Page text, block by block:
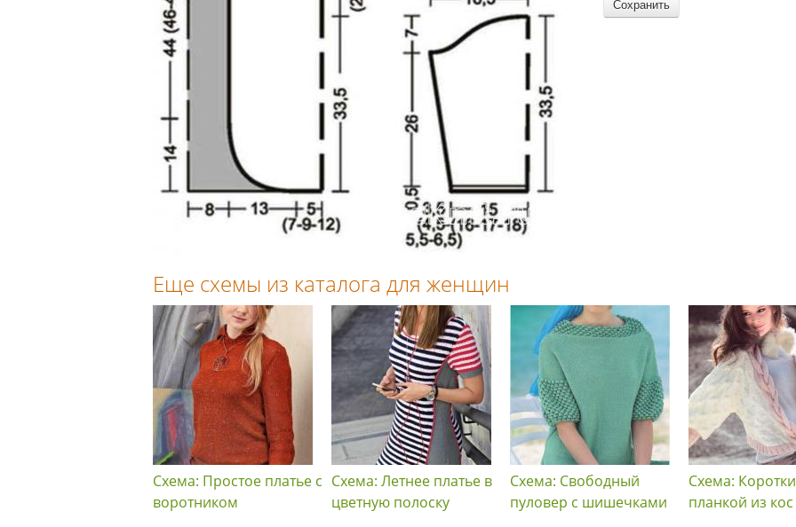
Еще схемы из каталога для женщин
Схема: Простое платье с
воротником
Схема: Летнее платье в
цветную полоску
Схема: Свободный
пуловер с шишечками
Схема:
планкой из кос